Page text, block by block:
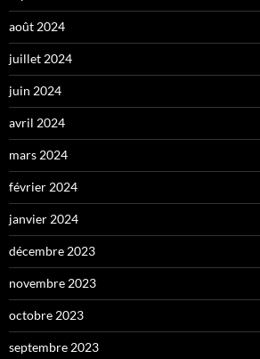
août 2024
juillet 2024
juin 2024
avril 2024
mars 2024
février 2024
janvier 2024
décembre 2023
novembre 2023
octobre 2023
septembre 2023